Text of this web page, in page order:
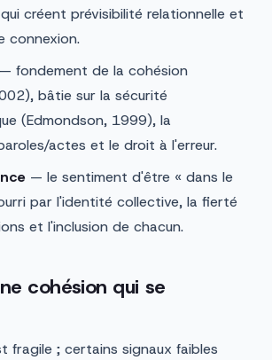
créent prévisibilité relationnelle et
connexion.
— fondement de la cohésion
bâtie sur la sécurité
(Edmondson, 1999), la
actes et le droit à l'erreur.
— le sentiment d'être « dans le
par l'identité collective, la fierté
et l'inclusion de chacun.
cohésion qui se
fragile ; certains signaux faibles